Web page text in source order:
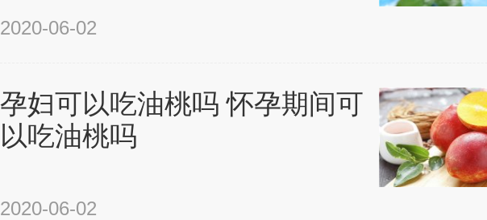
2020-06-02
孕妇可以吃油桃吗 怀孕期间可
以吃油桃吗
2020-06-02